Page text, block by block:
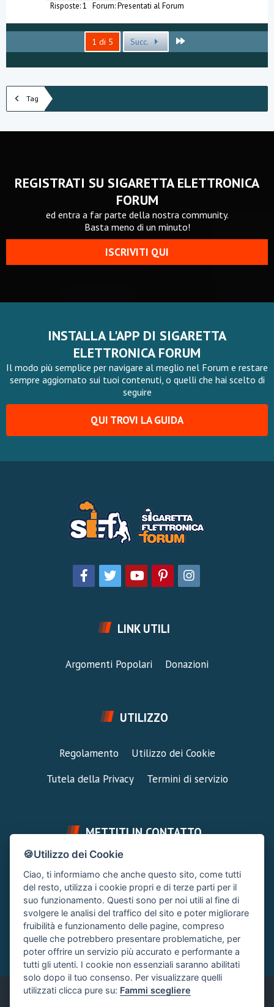
Risposte: 1 Forum:Presentati al Forum
1 di 5 Succ.
Tag
REGISTRATI SU SIGARETTA ELETTRONICA
FORUM
ed entra a far parte della nostra community.
Basta meno di un minuto!
ISCRIVITI QUI
INSTALLA L'APP DI SIGARETTA
ELETTRONICA FORUM
Il modo più semplice per navigare al meglio nel Forum e restare
sempre aggiornato sui tuoi contenuti, o quelli che hai scelto di
seguire
QUI TROVI LA GUIDA
LINK UTILI
Argomenti Popolari Donazioni
UTILIZZO
Regolamento
Utilizzo dei Cookie
Tutela della Privacy
Termini di servizio
METTITI IN CONTATTO
FAI UNA DOMANDA
Chiedi un Consiglio
Area Ticket
CONTATTA L'AMMINISTRAZIONE
Clicca quì
Italiano
🍪Utilizzo dei Cookie
Ciao, ti informiamo che anche questo sito, come tutti
del resto, utilizza i cookie propri e di terze parti per il
suo funzionamento. Questi sono per noi utili al fine di
svolgere le analisi del traffico del sito e poter migliorare
fruibilità e funzionamento delle pagine, compreso
quelle che potrebbero presentare problematiche, per
poter offrire un servizio più accurato e performante a
tutti gli utenti. I cookie non essenziali saranno abilitati
solo dopo il tuo consenso. Per visualizzare quelli
utilizzati clicca pure su: Fammi scegliere